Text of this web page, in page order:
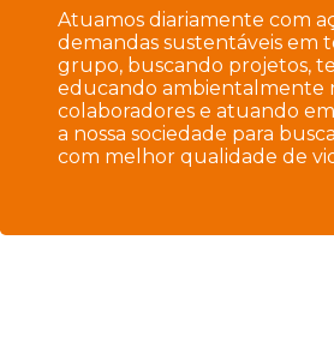
Atuamos diariamente com
demandas sustentáveis em
grupo, buscando projetos,
educando ambientalmente
colaboradores e atuando
a nossa sociedade para
com melhor qualidade de